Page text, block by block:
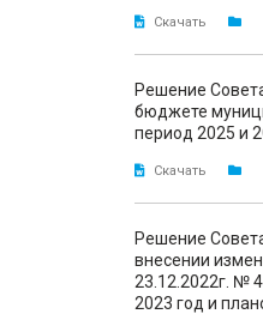
Скачать
Решение
бюджете
период 2025 и
Скачать
Решение
внесении
23.12.2022г. №
2023 год и